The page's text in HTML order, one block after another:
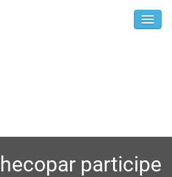
participe